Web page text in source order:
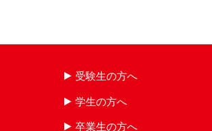
受験生の方へ
学生の方へ
卒業生の方へ